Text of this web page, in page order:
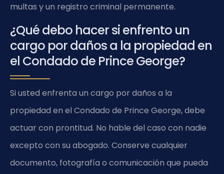
multas y un registro criminal permanente.
¿Qué debo hacer si enfrento un
cargo por daños a la propiedad en
el Condado de Prince George?
Si usted enfrenta un cargo por daños a la
propiedad en el Condado de Prince George, debe
actuar con prontitud. No hable del caso con nadie
excepto con su abogado. Conserve cualquier
documento, fotografía o comunicación que pueda